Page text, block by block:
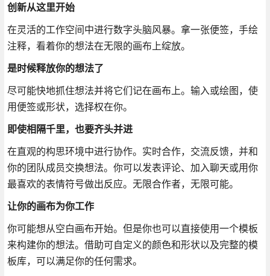
创新从这里开始
在灵活的工作空间中进行数字头脑风暴。拿一张便签，手绘
注释，看着你的想法在无限的画布上绽放。
是时候释放你的想法了
尽可能快地抓住想法并将它们记在画布上。输入或绘图，使
用便签或形状，选择权在你。
即使相隔千里，也要齐头并进
在直观的构思环境中进行协作。实时合作，交流反馈，并和
你的团队成员交换想法。你可以发表评论、加入聊天或用你
最喜欢的表情符号做出反应。无限合作者，无限可能。
让你的画布为你工作
你可能想从空白画布开始。但是你也可以直接使用一个模板
来构建你的想法。借助可自定义的颜色和形状以及完整的模
板库，可以满足你的任何需求。